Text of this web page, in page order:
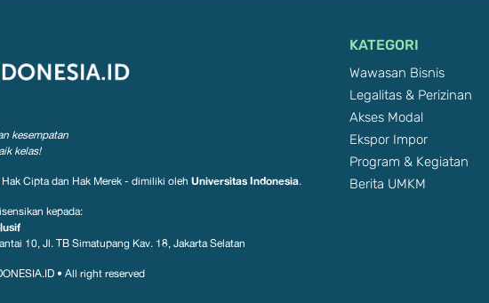
kesempatan
kelas!
Cipta dan Hak Merek - dimiliki oleh Universitas Indonesia.
kepada:
10, Jl. TB Simatupang Kav. 18, Jakarta Selatan
• All right reserved
KATEGORI
Wawasan Bisnis
Legalitas & Perizinan
Akses Modal
Ekspor Impor
Program & Kegiatan
Berita UMKM